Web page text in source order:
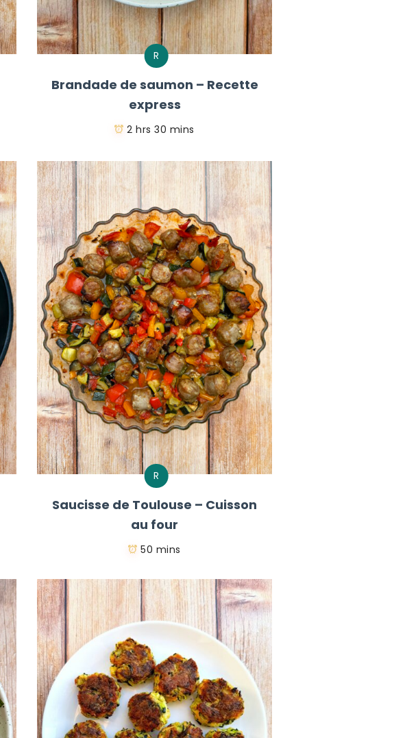
R
Brandade de saumon – Recette
express
2 hrs 30 mins
R
Saucisse de Toulouse – Cuisson
au four
50 mins